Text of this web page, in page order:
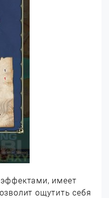
имеет
ощутить себя